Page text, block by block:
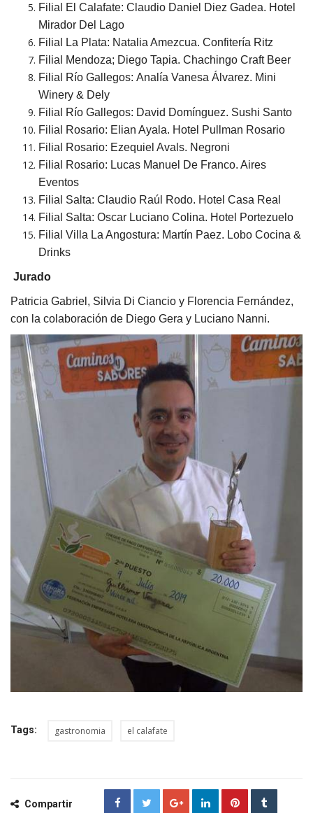
Filial El Calafate: Claudio Daniel Diez Gadea. Hotel
Mirador Del Lago
Filial La Plata: Natalia Amezcua. Confitería Ritz
Filial Mendoza; Diego Tapia. Chachingo Craft Beer
Filial Río Gallegos: Analía Vanesa Álvarez. Mini
Winery & Dely
Filial Río Gallegos: David Domínguez. Sushi Santo
Filial Rosario: Elian Ayala. Hotel Pullman Rosario
Filial Rosario: Ezequiel Avals. Negroni
Filial Rosario: Lucas Manuel De Franco. Aires
Eventos
Filial Salta: Claudio Raúl Rodo. Hotel Casa Real
Filial Salta: Oscar Luciano Colina. Hotel Portezuelo
Filial Villa La Angostura: Martín Paez. Lobo Cocina &
Drinks
Jurado
Patricia Gabriel, Silvia Di Ciancio y Florencia Fernández,
con la colaboración de Diego Gera y Luciano Nanni.
Tags: gastronomia el calafate
Compartir